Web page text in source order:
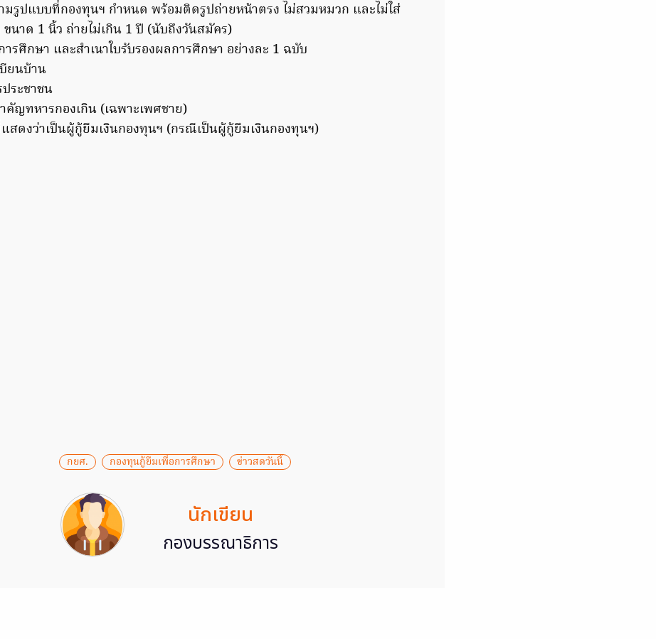
มรูปแบบที่กองทุนฯ กำหนด พร้อมติดรูปถ่ายหน้าตรง ไม่สวมหมวก และไม่ใส่
นาด 1 นิ้ว ถ่ายไม่เกิน 1 ปี (นับถึงวันสมัคร)
ารศึกษา และสำเนาใบรับรองผลการศึกษา อย่างละ 1 ฉบับ
ยนบ้าน
ระชาชน
คัญทหารกองเกิน (เฉพาะเพศชาย)
สดงว่าเป็นผู้กู้ยืมเงินกองทุนฯ (กรณีเป็นผู้กู้ยืมเงินกองทุนฯ)
กยศ. กองทุนกู้ยืมเพื่อการศึกษา ข่าวสดวันนี้
นักเขียน
กองบรรณาธิการ